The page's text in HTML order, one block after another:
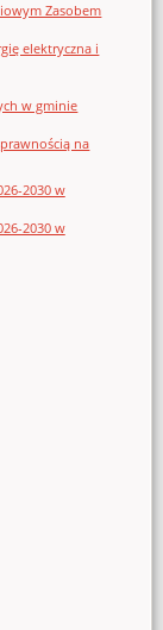
Zasobem
elektryczna i
w gminie
na
2030 w
2030 w